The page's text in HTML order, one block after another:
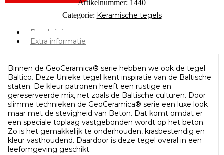
Artikelnummer: 1440
Categorie: Keramische tegels
Beschrijving
Extra informatie
Binnen de GeoCeramica® serie hebben we ook de tegel
Baltico. Deze Unieke tegel kent inspiratie van de Baltische
staten. De kleur patronen heeft een rustige en
gereserveerde mix, net zoals de Baltische culturen. Door
slimme technieken de GeoCeramica® serie een luxe look
maar met de stevigheid van Beton. Dat komt omdat er
een speciale toplaag vastgebonden wordt op het beton.
Zo is het gemakkelijk te onderhouden, krasbestendig en
kleur vasthoudend. Daardoor is deze tegel overal in een
leefomgeving geschikt.